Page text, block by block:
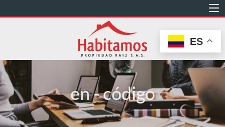
al
en - código
ES